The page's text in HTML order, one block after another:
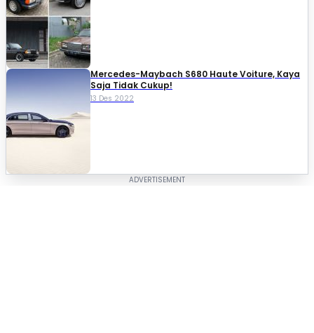
Mercedes-Maybach S680 Haute Voiture, Kaya
Saja Tidak Cukup!
13 Des 2022